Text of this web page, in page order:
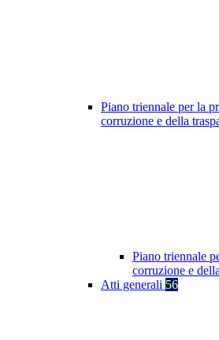
Piano triennale per la
corruzione e della
Piano triennale
corruzione e
Atti generali 56